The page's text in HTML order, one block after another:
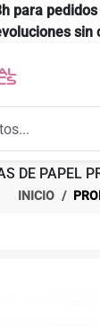
para
sin
DE PAPEL
INICIO